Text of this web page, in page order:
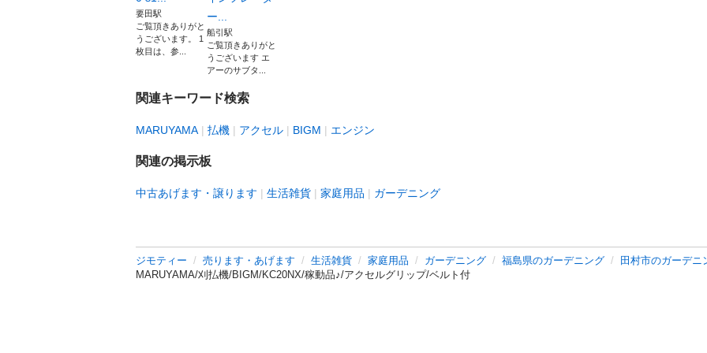
要田駅
ご覧頂きありがと
うございます。 1
枚目は、参...
ー...
船引駅
ご覧頂きありがと
うございます エ
アーのサブタ...
関連キーワード検索
MARUYAMA 払機 アクセル BIGM エンジン
関連の掲示板
中古あげます・譲ります 生活雑貨 家庭用品 ガーデニング
ジモティー 売ります・あげます 生活雑貨 家庭用品 ガーデニング 福島県のガーデニング
田村市のガーデニ
MARUYAMA/刈払機/BIGM/KC20NX/稼動品♪/アクセルグリップ/ベルト付